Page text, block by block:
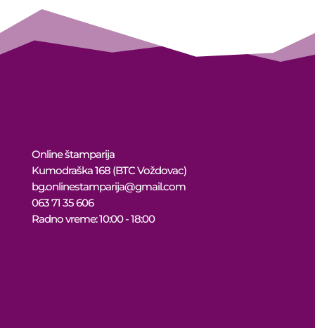
Online štamparija
Kumodraška 168 (BTC Voždovac)
bg.onlinestamparija@gmail.com
063 71 35 606
Radno vreme: 10:00 - 18:00